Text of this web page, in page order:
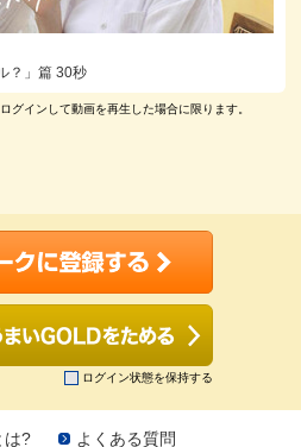
？」篇 30秒
インして動画を再生した場合に限ります。
ログイン状態を保持する
は?
よくある質問